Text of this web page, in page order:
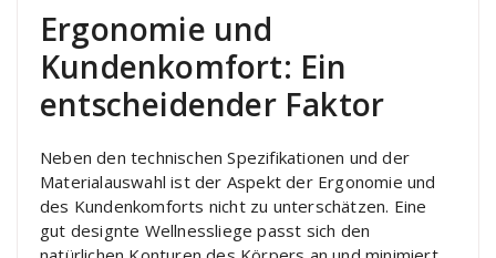
Ergonomie und
Kundenkomfort: Ein
entscheidender Faktor
Neben den technischen Spezifikationen und der
Materialauswahl ist der Aspekt der Ergonomie und
des Kundenkomforts nicht zu unterschätzen. Eine
gut designte Wellnessliege passt sich den